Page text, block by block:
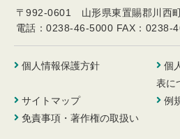
〒992-0601 山形県東置賜郡川西
電話：0238-46-5000 FAX：0238-
個人情報保護方針
個
表に
サイトマップ
例
免責事項・著作権の取扱い